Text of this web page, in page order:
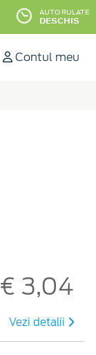
AUTO RULATE
DESCHIS
Contul meu
€ 3,04
Vezi detalii